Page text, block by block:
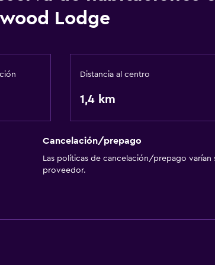
Secador de pelo
Aseo
Papel higiénico
Baño privado
Lodge
Distancia al centro
1,4 km
Cancelación/prepago
Las políticas de cancelación/prepago
proveedor.